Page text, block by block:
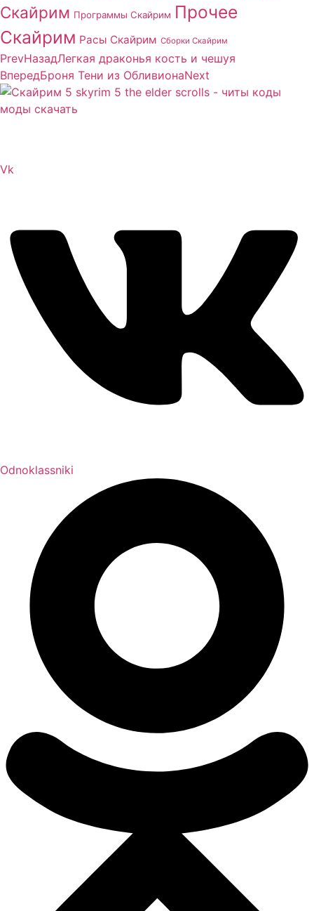
Скайрим Программы Скайрим Прочее
Скайрим Расы Скайрим Сборки Скайрим
PrevНазадЛегкая драконья кость и чешуя
ВпередБроня Тени из ОбливионаNext
Vk
Odnoklassniki